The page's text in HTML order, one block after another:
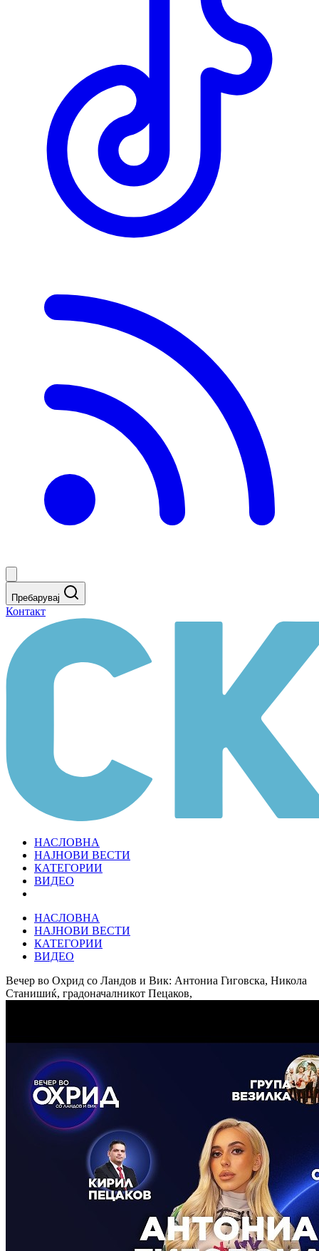
Пребарувај
Контакт
НАСЛОВНА
НАЈНОВИ ВЕСТИ
КАТЕГОРИИ
ВИДЕО
НАСЛОВНА
НАЈНОВИ ВЕСТИ
КАТЕГОРИИ
ВИДЕО
Вечер во Охрид со Ландов и Вик: Антониа Гиговска, Никола
Станишиќ, градоначалникот Пецаков,